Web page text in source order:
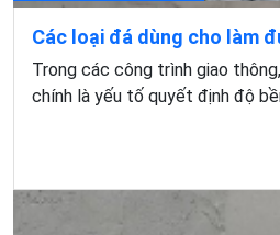
Các loại đá dùng cho làm
Trong các công trình giao
chính là yếu tố quyết định độ